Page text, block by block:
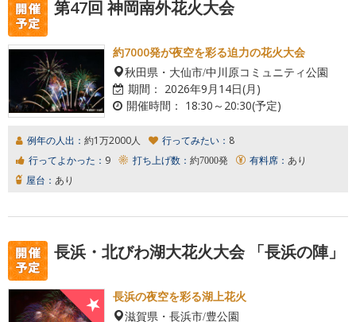
第47回 神岡南外花火大会
約7000発が夜空を彩る迫力の花火大会
秋田県・大仙市/中川原コミュニティ公園
期間： 2026年9月14日(月)
開催時間： 18:30～20:30(予定)
例年の人出： 約1万2000人 行ってみたい： 8
行ってよかった： 9 打ち上げ数： 約7000発 有料席： あり
屋台： あり
長浜・北びわ湖大花火大会 「長浜の陣」
長浜の夜空を彩る湖上花火
滋賀県・長浜市/豊公園